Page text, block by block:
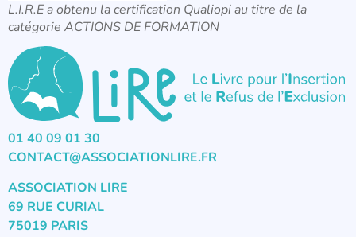
L.I.R.E a obtenu la certification Qualiopi au titre de la
catégorie ACTIONS DE FORMATION
01 40 09 01 30
CONTACT@ASSOCIATIONLIRE.FR
ASSOCIATION LIRE
69 RUE CURIAL
75019 PARIS